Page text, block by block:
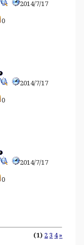
2014/7/17
0
2014/7/17
0
2014/7/17
0
(1) 2 3 4 »